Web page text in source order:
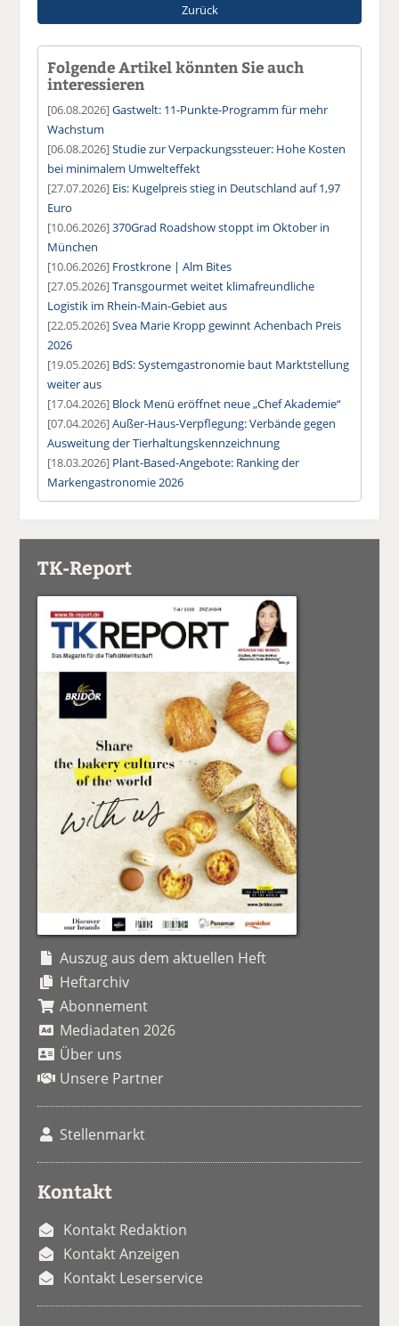
Zurück
Folgende Artikel könnten Sie auch
interessieren
[06.08.2026]Gastwelt: 11-Punkte-Programm für mehr
Wachstum
[06.08.2026]Studie zur Verpackungssteuer: Hohe Kosten
bei minimalem Umwelteffekt
[27.07.2026] Eis: Kugelpreis stieg in Deutschland auf 1,97
Euro
[10.06.2026]370Grad Roadshow stoppt im Oktober in
München
[10.06.2026] Frostkrone | Alm Bites
[27.05.2026]Transgourmet weitet klimafreundliche
Logistik im Rhein-Main-Gebiet aus
[22.05.2026]Svea Marie Kropp gewinnt Achenbach Preis
2026
[19.05.2026] BdS: Systemgastronomie baut Marktstellung
weiter aus
[17.04.2026] Block Menü eröffnet neue „Chef Akademie“
[07.04.2026]Außer-Haus-Verpflegung: Verbände gegen
Ausweitung der Tierhaltungskennzeichnung
[18.03.2026] Plant-Based-Angebote: Ranking der
Markengastronomie 2026
TK-Report
Auszug aus dem aktuellen Heft
Heftarchiv
Abonnement
Mediadaten 2026
Über uns
Unsere Partner
Stellenmarkt
Kontakt
Kontakt Redaktion
Kontakt Anzeigen
Kontakt Leserservice